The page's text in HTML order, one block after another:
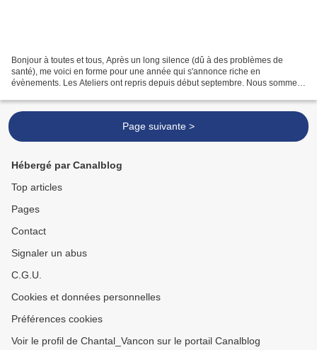
Bonjour à toutes et tous, Après un long silence (dû à des problèmes de
santé), me voici en forme pour une année qui s'annonce riche en
évènements. Les Ateliers ont repris depuis début septembre. Nous sommes
Page suivante >
Hébergé par Canalblog
Top articles
Pages
Contact
Signaler un abus
C.G.U.
Cookies et données personnelles
Préférences cookies
Voir le profil de Chantal_Vancon sur le portail Canalblog